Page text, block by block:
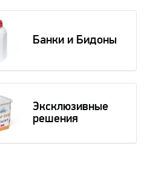
Банки и Бидоны
Эксклюзивные
решения